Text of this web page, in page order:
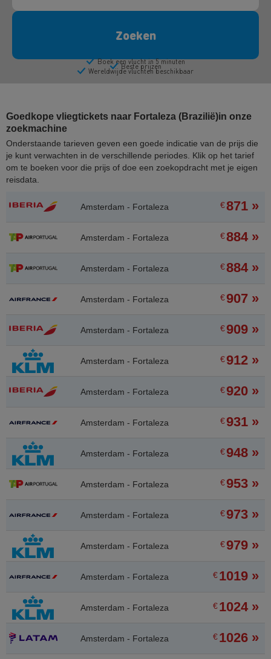
Goedkope vliegtickets naar Fortaleza (Brazilië)in onze
zoekmachine
Onderstaande tarieven geven een goede indicatie van de prijs die
je kunt verwachten in de verschillende periodes. Klik op het tarief
om te boeken voor die prijs of doe een zoekopdracht met je eigen
reisdata.
Amsterdam - Fortaleza €871 »
Amsterdam - Fortaleza €884 »
Amsterdam - Fortaleza €884 »
Amsterdam - Fortaleza €907 »
Amsterdam - Fortaleza €909 »
Amsterdam - Fortaleza €912 »
Amsterdam - Fortaleza €920 »
Amsterdam - Fortaleza €931 »
Amsterdam - Fortaleza €948 »
Amsterdam - Fortaleza €953 »
Amsterdam - Fortaleza €973 »
Amsterdam - Fortaleza €979 »
Amsterdam - Fortaleza €1019 »
Amsterdam - Fortaleza €1024 »
Amsterdam - Fortaleza €1026 »